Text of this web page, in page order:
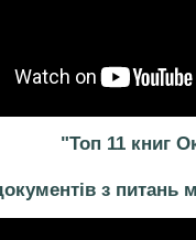
"Топ 11 книг
з